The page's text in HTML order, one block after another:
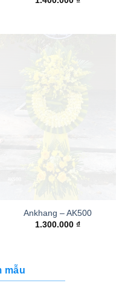
Ankhang – AK500
1.300.000 ₫
mẫu